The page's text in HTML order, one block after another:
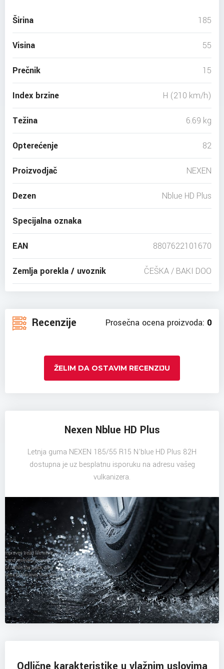
Širina 185
Visina 55
Prečnik 15
Index brzine H (210 km/h)
Težina 6.69 kg
Opterećenje 82
Proizvodjač NEXEN
Dezen Nblue HD Plus
Specijalna oznaka
EAN 8807622101670
Zemlja porekla / uvoznik ČEŠKA / BAKI DOO
Recenzije Prosečna ocena proizvoda: 0
ŽELIM DA OSTAVIM RECENZIJU
Nexen Nblue HD Plus
Letnja guma NEXEN 185/55 R15 N'blue HD Plus 82H
dostupna je uz besplatnu isporuku na adresu vašeg
vulkanizera.